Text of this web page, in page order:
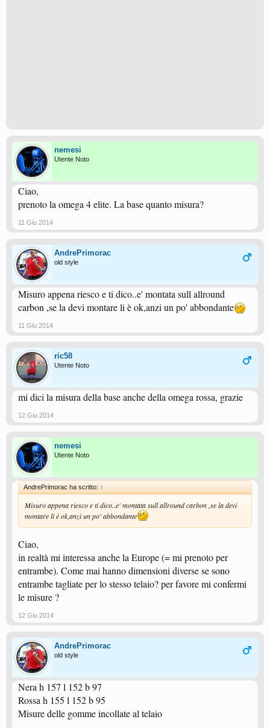
nemesi
Utente Noto
Ciao,
prenoto la omega 4 elite. La base quanto misura?
11 Giu 2014
AndrePrimorac
old style
Misuro appena riesco e ti dico..e' montata sull allround
carbon ,se la devi montare li è ok,anzi un po' abbondante
11 Giu 2014
ric58
Utente Noto
mi dici la misura della base anche della omega rossa, grazie
12 Giu 2014
nemesi
Utente Noto
AndrePrimorac ha scritto: ↑
Misuro appena riesco e ti dico..e' montata sull allround carbon ,se la devi
montare li è ok,anzi un po' abbondante
Ciao,
in realtà mi interessa anche la Europe (= mi prenoto per
entrambe). Come mai hanno dimensioni diverse se sono
entrambe tagliate per lo stesso telaio? per favore mi confermi
le misure ?
12 Giu 2014
AndrePrimorac
old style
Nera h 157 l 152 b 97
Rossa h 155 l 152 b 95
Misure delle gomme incollate al telaio